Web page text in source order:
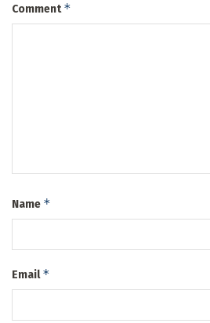
Comment*
Name *
Email*